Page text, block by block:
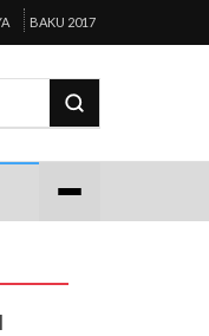
BAKU 2017